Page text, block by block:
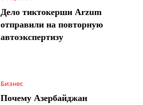
Дело тиктокерши Arzum
отправили на повторную
автоэкспертизу
Бизнес
Почему Азербайджан